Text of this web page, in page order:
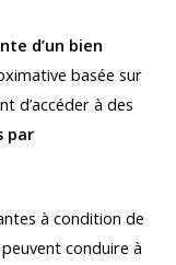
d’un bien
basée sur
d’accéder à des
par
à condition de
conduire à